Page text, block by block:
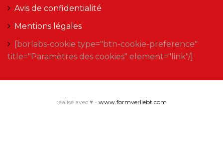
Avis de confidentialité
Mentions légales
[borlabs-cookie type="btn-cookie-preference"
title="Paramètres des cookies" element="link"/]
réalisé avec ♥ - www.formverliebt.com